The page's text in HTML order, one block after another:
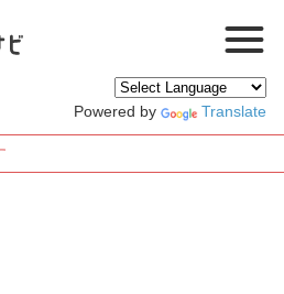
Powered by Translate